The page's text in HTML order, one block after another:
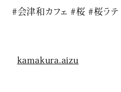
#会津和カフェ #桜 #桜ラテ
kamakura.aizu